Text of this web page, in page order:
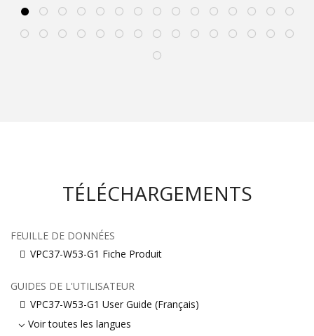
TÉLÉCHARGEMENTS
FEUILLE DE DONNÉES
VPC37-W53-G1 Fiche Produit
GUIDES DE L'UTILISATEUR
VPC37-W53-G1 User Guide (Français)
Voir toutes les langues